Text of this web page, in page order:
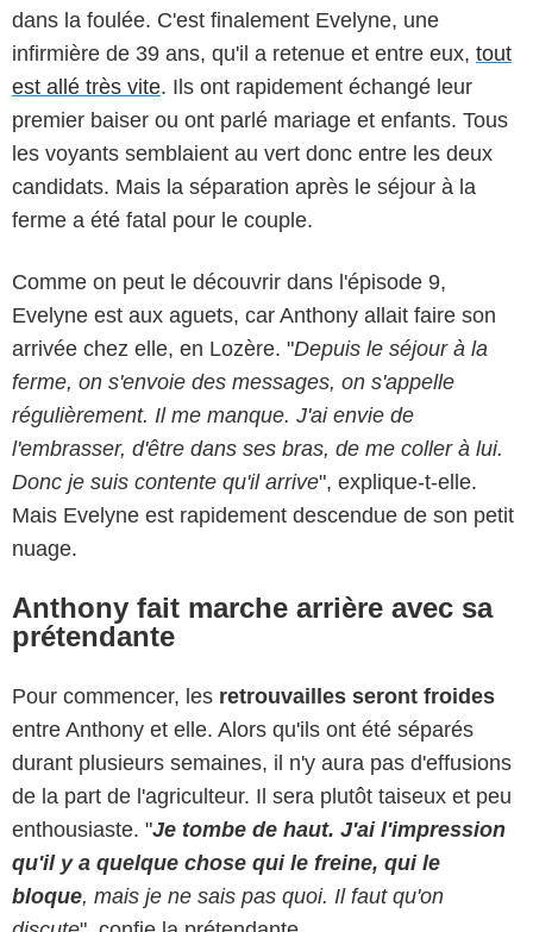
dans la foulée. C'est finalement Evelyne, une
infirmière de 39 ans, qu'il a retenue et entre eux, tout
est allé très vite. Ils ont rapidement échangé leur
premier baiser ou ont parlé mariage et enfants. Tous
les voyants semblaient au vert donc entre les deux
candidats. Mais la séparation après le séjour à la
ferme a été fatal pour le couple.
Comme on peut le découvrir dans l'épisode 9,
Evelyne est aux aguets, car Anthony allait faire son
arrivée chez elle, en Lozère. "Depuis le séjour à la
ferme, on s'envoie des messages, on s'appelle
régulièrement. Il me manque. J'ai envie de
l'embrasser, d'être dans ses bras, de me coller à lui.
Donc je suis contente qu'il arrive", explique-t-elle.
Mais Evelyne est rapidement descendue de son petit
nuage.
Anthony fait marche arrière avec sa
prétendante
Pour commencer, les retrouvailles seront froides
entre Anthony et elle. Alors qu'ils ont été séparés
durant plusieurs semaines, il n'y aura pas d'effusions
de la part de l'agriculteur. Il sera plutôt taiseux et peu
enthousiaste. "Je tombe de haut. J'ai l'impression
qu'il y a quelque chose qui le freine, qui le
bloque, mais je ne sais pas quoi. Il faut qu'on